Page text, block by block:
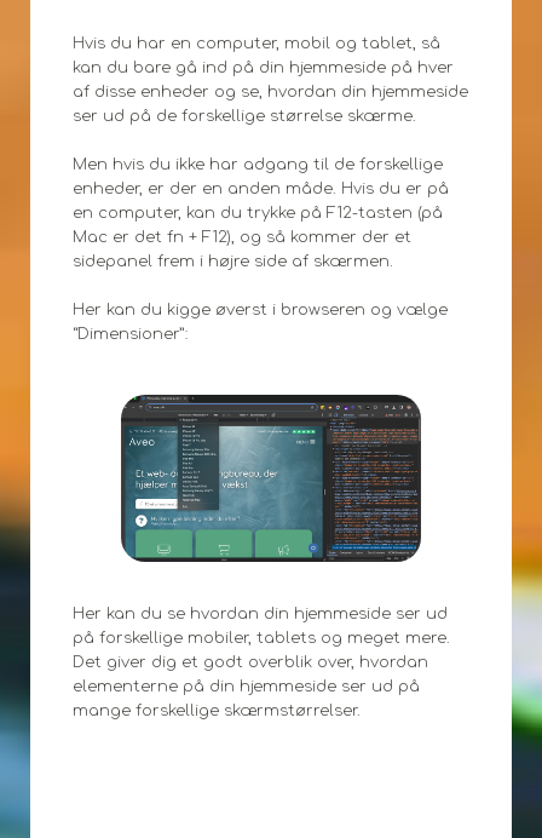
Hvis du har en computer, mobil og tablet, så
kan du bare gå ind på din hjemmeside på hver
af disse enheder og se, hvordan din hjemmeside
ser ud på de forskellige størrelse skærme.
Men hvis du ikke har adgang til de forskellige
enheder, er der en anden måde. Hvis du er på
en computer, kan du trykke på F12-tasten (på
Mac er det fn + F12), og så kommer der et
sidepanel frem i højre side af skærmen.
Her kan du kigge øverst i browseren og vælge
“Dimensioner”:
Her kan du se hvordan din hjemmeside ser ud
på forskellige mobiler, tablets og meget mere.
Det giver dig et godt overblik over, hvordan
elementerne på din hjemmeside ser ud på
mange forskellige skærmstørrelser.